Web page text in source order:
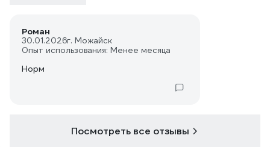
Роман
30.01.2026г. Можайск
Опыт использования: Менее месяца
Норм
Посмотреть все отзывы